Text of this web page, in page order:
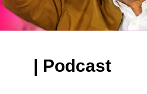
| Podcast